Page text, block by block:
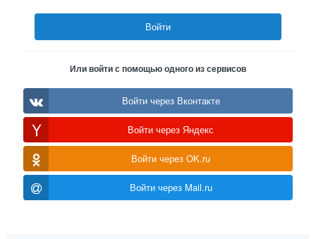
Войти
Или войти с помощью одного из сервисов
Войти через Вконтакте
Войти через Яндекс
Войти через OK.ru
Войти через Mail.ru